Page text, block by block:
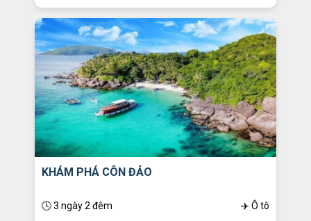
KHÁM PHÁ CÔN ĐẢO
🕓 3 ngày 2 đêm
✈️ Ô tô